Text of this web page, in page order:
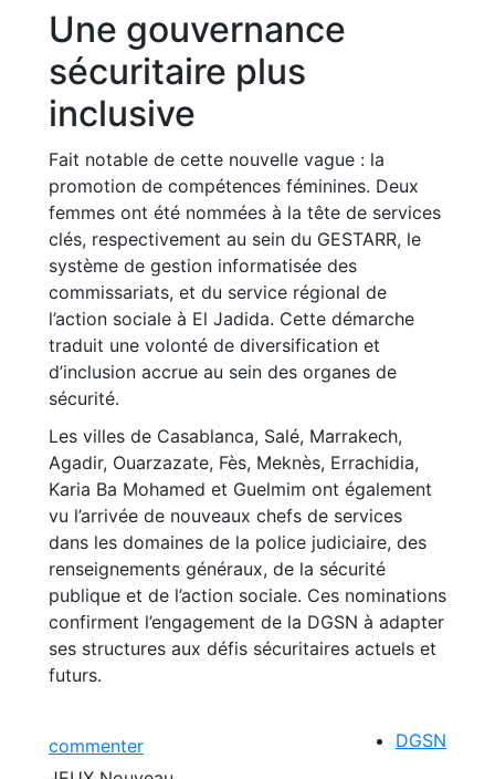
Une gouvernance
sécuritaire plus
inclusive
Fait notable de cette nouvelle vague : la
promotion de compétences féminines. Deux
femmes ont été nommées à la tête de services
clés, respectivement au sein du GESTARR, le
système de gestion informatisée des
commissariats, et du service régional de
l’action sociale à El Jadida. Cette démarche
traduit une volonté de diversification et
d’inclusion accrue au sein des organes de
sécurité.
Les villes de Casablanca, Salé, Marrakech,
Agadir, Ouarzazate, Fès, Meknès, Errachidia,
Karia Ba Mohamed et Guelmim ont également
vu l’arrivée de nouveaux chefs de services
dans les domaines de la police judiciaire, des
renseignements généraux, de la sécurité
publique et de l’action sociale. Ces nominations
confirment l’engagement de la DGSN à adapter
ses structures aux défis sécuritaires actuels et
futurs.
commenter
DGSN